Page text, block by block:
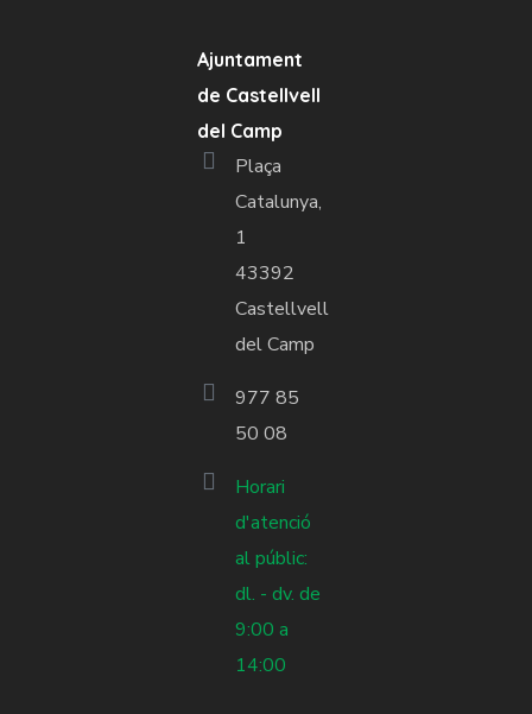
Ajuntament
de Castellvell
del Camp
Plaça
Catalunya,
1
43392
Castellvell
del Camp
977 85
50 08
Horari
d'atenció
al públic:
dl. - dv. de
9:00 a
14:00